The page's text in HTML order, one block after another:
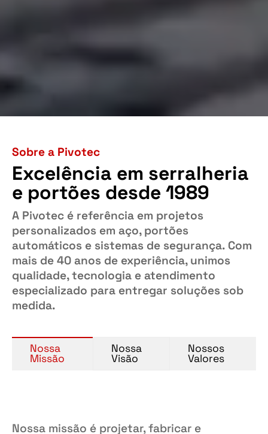
Sobre a Pivotec
Excelência em serralheria
e portões desde 1989
A Pivotec é referência em projetos
personalizados em aço, portões
automáticos e sistemas de segurança. Com
mais de 40 anos de experiência, unimos
qualidade, tecnologia e atendimento
especializado para entregar soluções sob
medida.
Nossa
Missão
Nossa
Visão
Nossos
Valores
Nossa missão é projetar, fabricar e